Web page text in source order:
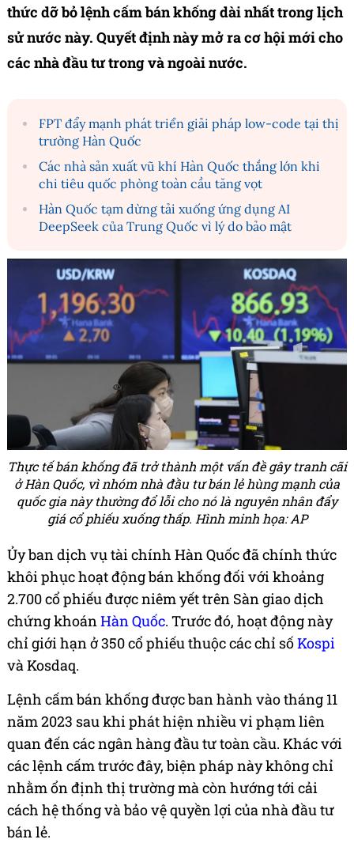
thức dỡ bỏ lệnh cấm bán khống dài nhất trong lịch
sử nước này. Quyết định này mở ra cơ hội mới cho
các nhà đầu tư trong và ngoài nước.
FPT đẩy mạnh phát triển giải pháp low-code tại thị
trường Hàn Quốc
Các nhà sản xuất vũ khí Hàn Quốc thắng lớn khi
chi tiêu quốc phòng toàn cầu tăng vọt
Hàn Quốc tạm dừng tải xuống ứng dụng AI
DeepSeek của Trung Quốc vì lý do bảo mật
Thực tế bán khống đã trở thành một vấn đề gây tranh cãi
ở Hàn Quốc, vì nhóm nhà đầu tư bán lẻ hùng mạnh của
quốc gia này thường đổ lỗi cho nó là nguyên nhân đẩy
giá cổ phiếu xuống thấp. Hình minh họa: AP
Ủy ban dịch vụ tài chính Hàn Quốc đã chính thức
khôi phục hoạt động bán khống đối với khoảng
2.700 cổ phiếu được niêm yết trên Sàn giao dịch
chứng khoánHàn Quốc. Trước đó, hoạt động này
chỉ giới hạn ở 350 cổ phiếu thuộc các chỉ sốKospi
và Kosdaq.
Lệnh cấm bán khống được ban hành vào tháng 11
năm 2023 sau khi phát hiện nhiều vi phạm liên
quan đến các ngân hàng đầu tư toàn cầu. Khác với
các lệnh cấm trước đây, biện pháp này không chỉ
nhằm ổn định thị trường mà còn hướng tới cải
cách hệ thống và bảo vệ quyền lợi của nhà đầu tư
bán lẻ.